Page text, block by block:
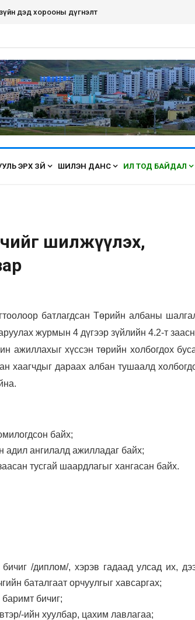
ирэх бүрт өнгөө засаж, үүдээ нээн угтана аа
ЭРХ ЗҮЙ ШИЛЭН ДАНС ИЛ ТОД БАЙДАЛ
шилжүүлэх,
батлагдсан Төрийн албаны
журмын 4 дүгээр зүйлийн 4.2-т
ажиллахыг хүссэн төрийн холбогдох
хаагчдыг дараах албан тушаалд
байх;
адил ангилалд ажилладаг байх;
тусгай шаардлагыг хангасан байх.
/диплом/, хэрэв гадаад улсад их,
баталгаат орчуулгыг хавсаргах;
бичиг;
ийн хуулбар, цахим лавлагаа;